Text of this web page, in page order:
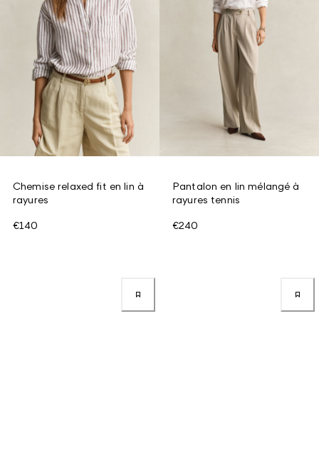
Chemise relaxed fit en lin à
rayures
€140
Pantalon en lin mélangé à
rayures tennis
€240